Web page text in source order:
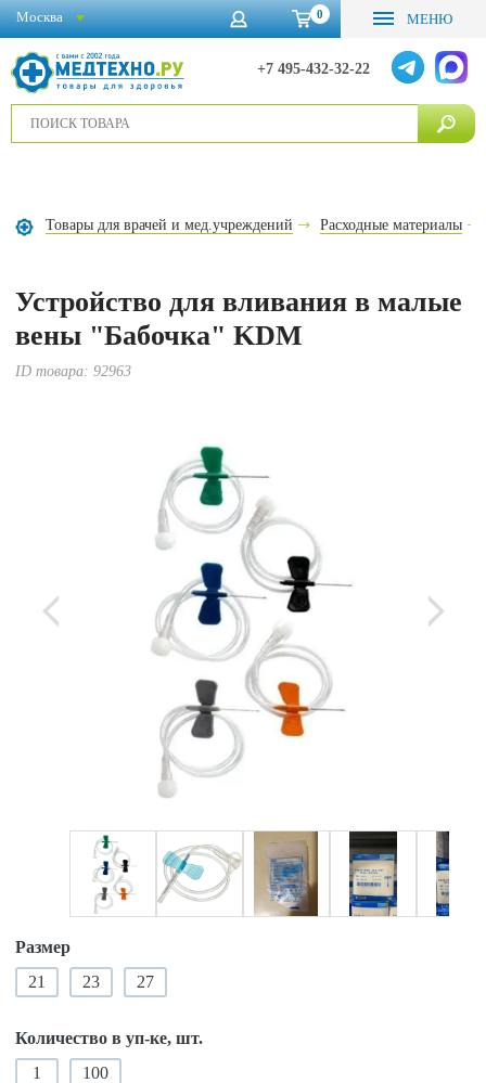
0 МЕНЮ
+7 495-432-32-22
Москва
Товары для врачей и мед.учреждений Расходные материалы
Устройство для вливания в малые
вены "Бабочка" KDM
ID товара:92963
Размер
21
23 27
Количество в уп-ке, шт.
1
100